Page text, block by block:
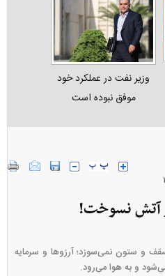
وزیر نفت در عملکرد خود
موفق نبوده است
آتش نسوخت!
و ستون نمی‌سوزد؛ آرزو‌ها و سرمایه
و به هوا می‌رود.